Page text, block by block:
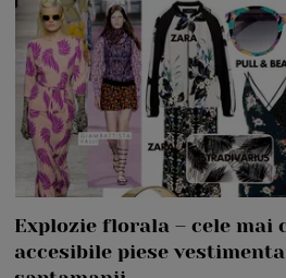
Explozie florala – cele mai
accesibile piese